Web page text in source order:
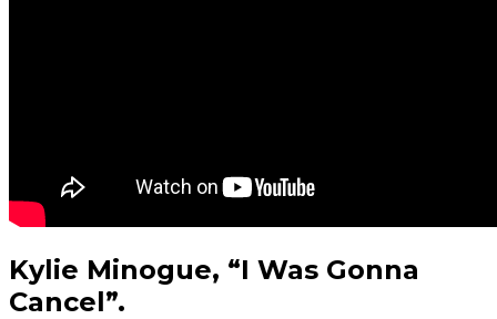
Kylie Minogue, “I Was Gonna
Cancel”.